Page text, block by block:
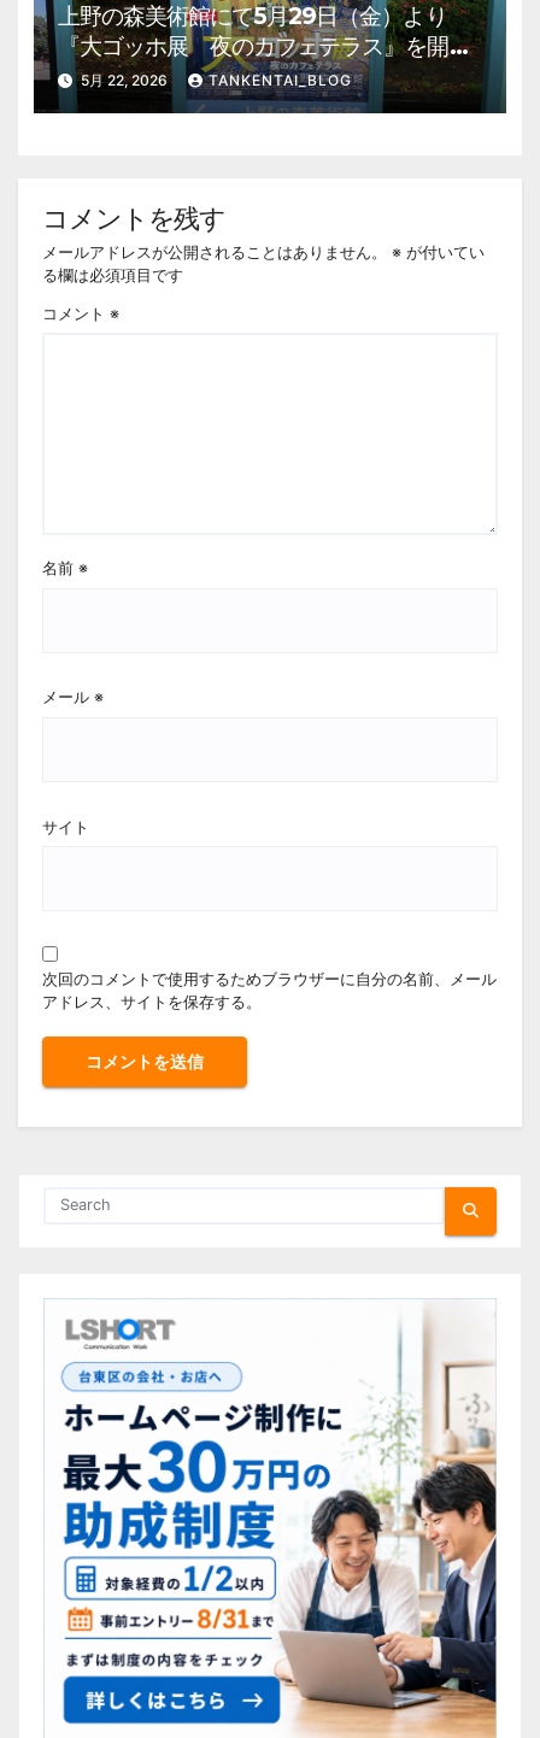
上野の森美術館にて5月29日（金）より
『大ゴッホ展 夜のカフェテラス』を開
催。 上野公園 美術館・博物館 混雑情
報他
5月 22, 2026 TANKENTAI_BLOG
コメントを残す
メールアドレスが公開されることはありません。 ※ が付いてい
る欄は必須項目です
コメント ※
名前 ※
メール ※
サイト
次回のコメントで使用するためブラウザーに自分の名前、メール
アドレス、サイトを保存する。